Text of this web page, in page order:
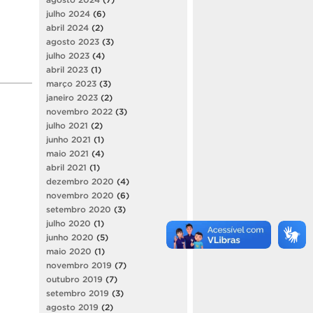
julho 2024 (6)
abril 2024 (2)
agosto 2023 (3)
julho 2023 (4)
abril 2023 (1)
março 2023 (3)
janeiro 2023 (2)
novembro 2022 (3)
julho 2021 (2)
junho 2021 (1)
maio 2021 (4)
abril 2021 (1)
dezembro 2020 (4)
novembro 2020 (6)
setembro 2020 (3)
julho 2020 (1)
junho 2020 (5)
maio 2020 (1)
novembro 2019 (7)
outubro 2019 (7)
setembro 2019 (3)
agosto 2019 (2)